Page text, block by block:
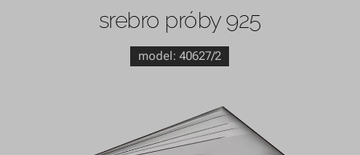
srebro próby 925
model:40627/2